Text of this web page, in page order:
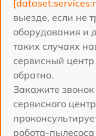
выезде, если не
оборудования и
таких случаях
сервисный
обратно.
Закажите
сервисного
робота-